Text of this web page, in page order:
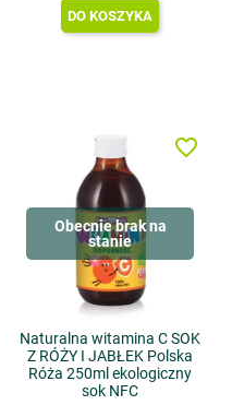
DO KOSZYKA
Obecnie brak na
stanie
Naturalna witamina C SOK
Z RÓŻY I JABŁEK Polska
Róża 250ml ekologiczny
sok NFC
favorite_border